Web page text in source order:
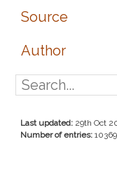
Source
Author
Last updated: 29th Oct
Number of entries: 10369